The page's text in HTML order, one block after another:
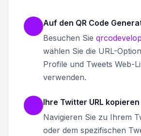
Auf den QR Code
Besuchen Sie
wählen Sie die URL-
Profile und Tweets Web-
verwenden.
Ihre Twitter URL kopieren
Navigieren Sie zu Ihrem
oder dem spezifischen